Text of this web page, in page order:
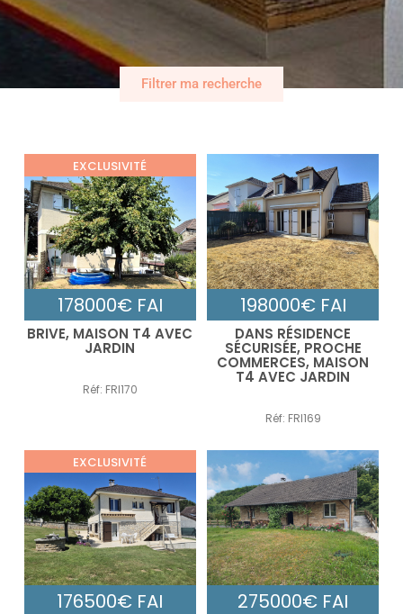
Filtrer ma recherche
EXCLUSIVITÉ
178000€ FAI
BRIVE, MAISON T4 AVEC
JARDIN
Réf: FRI170
198000€ FAI
DANS RÉSIDENCE
SÉCURISÉE, PROCHE
COMMERCES, MAISON
T4 AVEC JARDIN
Réf: FRI169
EXCLUSIVITÉ
176500€ FAI 275000€ FAI